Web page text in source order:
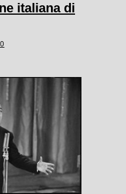
italiana di